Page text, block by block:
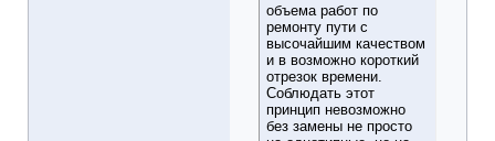
объема работ по
ремонту пути с
высочайшим качеством
и в возможно короткий
отрезок времени.
Соблюдать этот
принцип невозможно
без замены не просто